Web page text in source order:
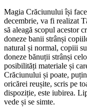
Magia Crăciunului își
decembrie, va fi realizat
să aleagă scopul acestor
doneze banii strânși
natural și normal, copiii
doneze bănuții strânși
posibilități materiale și
Crăciunului și poate,
oricărei reușite, scris pe
dispoziție, este iubirea.
vede și se simte.